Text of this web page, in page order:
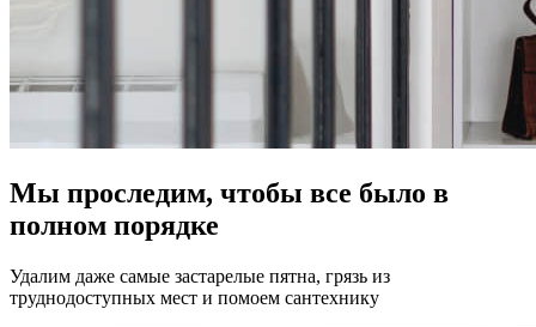
Мы проследим, чтобы все было в
полном порядке
Удалим даже самые застарелые пятна, грязь из
труднодоступных мест и помоем сантехнику